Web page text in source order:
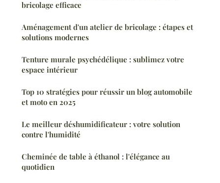
bricolage efficace
Aménagement d'un atelier de bricolage : étapes et
solutions modernes
Tenture murale psychédélique : sublimez votre
espace intérieur
Top 10 stratégies pour réussir un blog automobile
et moto en 2025
Le meilleur déshumidificateur : votre solution
contre l'humidité
Cheminée de table à éthanol : l'élégance au
quotidien